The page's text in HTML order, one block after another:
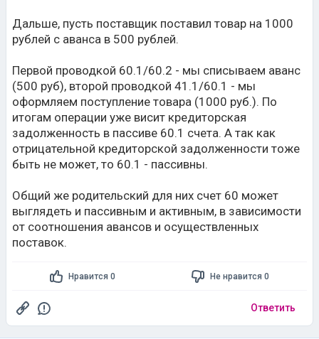
Дальше, пусть поставщик поставил товар на 1000
рублей с аванса в 500 рублей.
Первой проводкой 60.1/60.2 - мы списываем аванс
(500 руб), второй проводкой 41.1/60.1 - мы
оформляем поступление товара (1000 руб.). По
итогам операции уже висит кредиторская
задолженность в пассиве 60.1 счета. А так как
отрицательной кредиторской задолженности тоже
быть не может, то 60.1 - пассивны.
Общий же родительский для них счет 60 может
выглядеть и пассивным и активным, в зависимости
от соотношения авансов и осуществленных
поставок.
Нравится 0 Не нравится 0
Ответить